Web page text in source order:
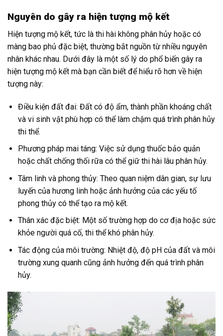
Nguyên do gây ra hiện tượng mộ kết
Hiện tượng mộ kết, tức là thi hài không phân hủy hoặc có
màng bao phủ đặc biệt, thường bắt nguồn từ nhiều nguyên
nhân khác nhau. Dưới đây là một số lý do phổ biến gây ra
hiện tượng mộ kết mà bạn cần biết để hiểu rõ hơn về hiện
tượng này:
Điều kiện đất đai: Đất có độ ẩm, thành phần khoáng chất
và vi sinh vật phù hợp có thể làm chậm quá trình phân hủy
thi thể.
Phương pháp mai táng: Việc sử dụng thuốc bảo quản
hoặc chất chống thối rữa có thể giữ thi hài lâu phân hủy.
Tâm linh và phong thủy: Theo quan niệm dân gian, sự lưu
luyến của hương linh hoặc ảnh hưởng của các yếu tố
phong thủy có thể tạo ra mộ kết.
Thân xác đặc biệt: Một số trường hợp do cơ địa hoặc sức
khỏe người quá cố, thi thể khó phân hủy.
Tác động của môi trường: Nhiệt độ, độ pH của đất và môi
trường xung quanh cũng ảnh hưởng đến quá trình phân
hủy.